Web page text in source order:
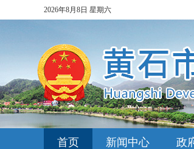
2026年8月8日 星期六
首页 新闻中心 政